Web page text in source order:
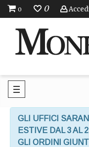
0 0
GLI UFFICI
ESTIVE DAL 3 AL
GLI ORDINI